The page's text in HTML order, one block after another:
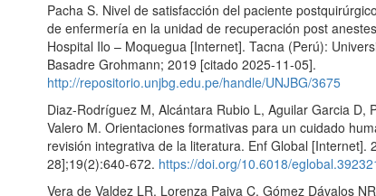
Pacha S. Nivel de satisfacción del paciente
de enfermería en la unidad de recuperación post
Hospital Ilo – Moquegua [Internet]. Tacna (Perú):
Basadre Grohmann; 2019 [citado 2025-11-05].
http://repositorio.unjbg.edu.pe/handle/UNJBG/3675
Diaz-Rodríguez M, Alcántara Rubio L, Aguilar Garcia D,
Valero M. Orientaciones formativas para un cuidado
revisión integrativa de la literatura. Enf Global [Internet].
28];19(2):640-672. https://doi.org/10.6018/
Vera de Valdez LR, Lorenza Paiva C, Gómez Dávalos